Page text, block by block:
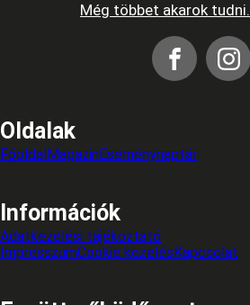
Még többet akarok tudni.
Oldalak
Főoldal MagazinEseménynaptár
Információk
Adatkezelési tájékoztató
ImpresszumCookie kezelés Kapcsolat